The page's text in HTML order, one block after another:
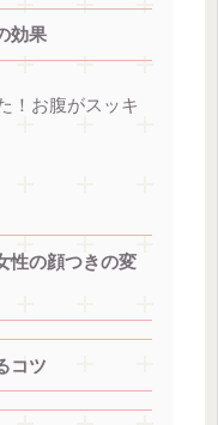
効果
！お腹がスッキ
性の顔つきの変
コツ